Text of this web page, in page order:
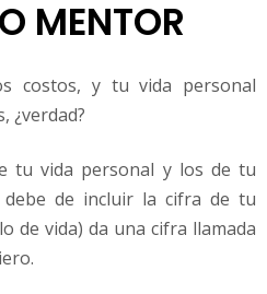
MENTOR
costos, y tu vida personal
¿verdad?
tu vida personal y los de tu
debe de incluir la cifra de tu
de vida) da una cifra llamada